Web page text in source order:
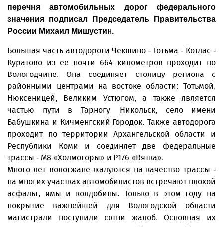
перечня автомобильных дорог федерального
значения подписал Председатель Правительства
России Михаил Мишустин.
Большая часть автодороги Чекшино - Тотьма - Котлас -
Куратово из ее почти 664 километров проходит по
Вологодчине. Она соединяет столицу региона с
районными центрами на востоке области: Тотьмой,
Нюксеницей, Великим Устюгом, а также является
частью пути в Тарногу, Никольск, село имени
Бабушкина и Кичменгский Городок. Также автодорога
проходит по территории Архангельской области и
Республики Коми и соединяет две федеральные
трассы - М8 «Холмогоры» и Р176 «Вятка».
Много лет вологжане жалуются на качество трассы -
на многих участках автомобилистов встречают плохой
асфальт, ямы и колдобины. Только в этом году на
покрытие важнейшей для Вологодской области
магистрали поступили сотни жалоб. Основная их